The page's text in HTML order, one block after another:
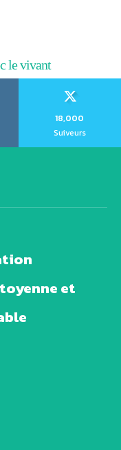
le vivant
18,000
Suiveurs
et